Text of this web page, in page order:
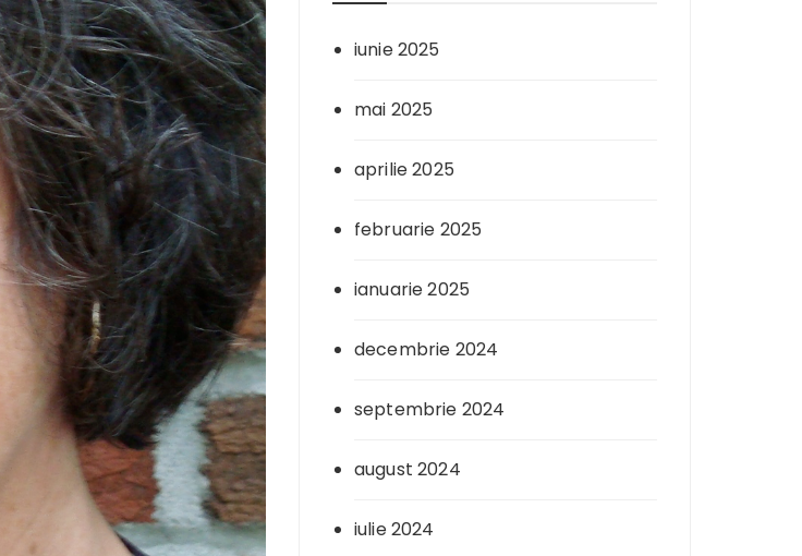
iunie 2025
mai 2025
aprilie 2025
februarie 2025
ianuarie 2025
decembrie 2024
septembrie 2024
august 2024
iulie 2024